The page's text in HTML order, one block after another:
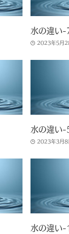
水の違い
2023年5月
水の違い-
2023年3月8
水の違い